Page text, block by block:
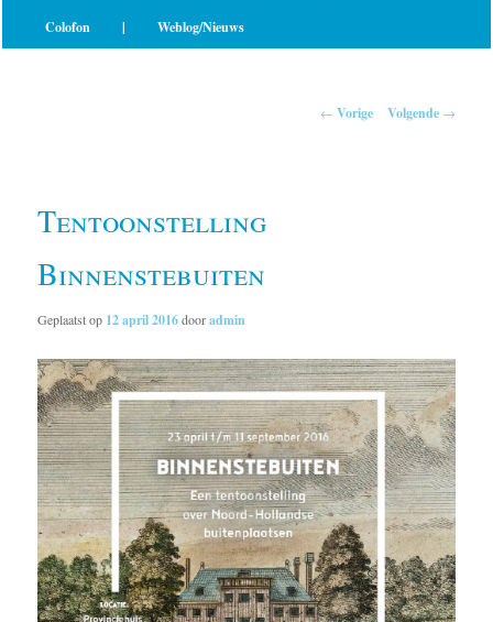
Colofon | Weblog/Nieuws
← Vorige Volgende →
Tentoonstelling
Binnenstebuiten
Geplaatst op 12 april 2016dooradmin